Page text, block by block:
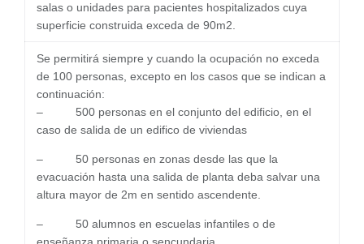
salas o unidades para pacientes hospitalizados cuya
superficie construida exceda de 90m2.
Se permitirá siempre y cuando la ocupación no exceda
de 100 personas, excepto en los casos que se indican a
continuación:
– 500 personas en el conjunto del edificio, en el
caso de salida de un edifico de viviendas
– 50 personas en zonas desde las que la
evacuación hasta una salida de planta deba salvar una
altura mayor de 2m en sentido ascendente.
– 50 alumnos en escuelas infantiles o de